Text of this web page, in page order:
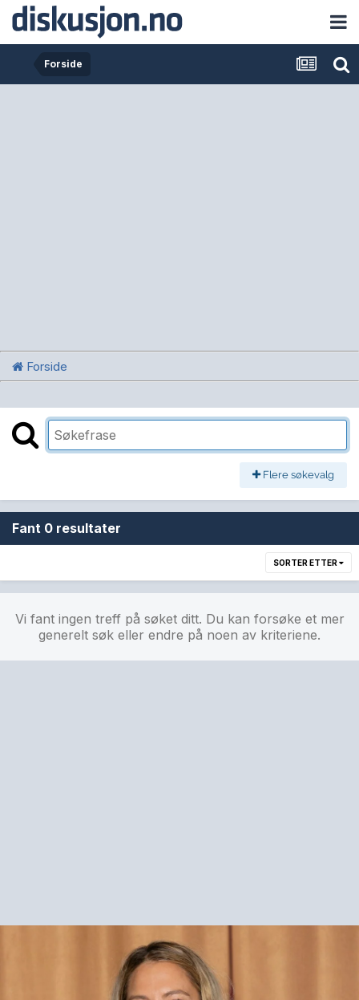
Forside
Forside
Flere søkevalg
Fant 0 resultater
SORTER ETTER
Vi fant ingen treff på søket ditt. Du kan forsøke et mer
generelt søk eller endre på noen av kriteriene.